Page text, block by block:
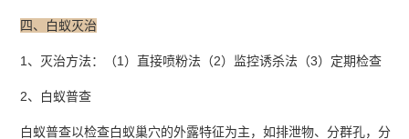
四、白蚁灭治
1、灭治方法：（1）直接喷粉法 （2）监控诱杀法（3）定期检查
2、白蚁普查
白蚁普查以检查白蚁巢穴的外露特征为主，如排泄物、分群孔，分